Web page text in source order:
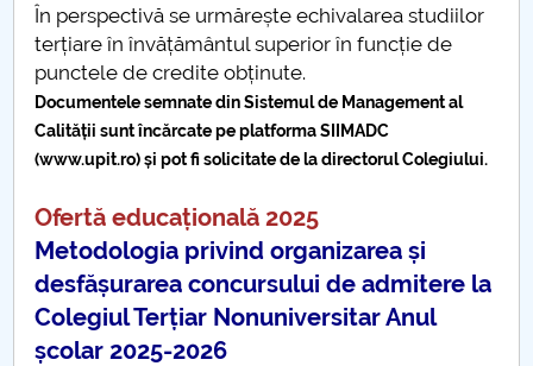
Comisia de evaluare și asigurarea calității
Regulamente/Metodologii/Proceduri
COLEGTER-UPIT
Evenimente CTN
Proiect PNRR
În perspectivă se urmărește echivalarea studiilor
terțiare în învățământul superior în funcție de
punctele de credite obținute.
Documentele semnate din Sistemul de Management al
Calității sunt încărcate pe platforma SIIMADC
(www.upit.ro) și pot fi solicitate de la directorul Colegiului.
Ofertă educațională 2025
Metodologia privind organizarea și
desfășurarea concursului de admitere la
Colegiul Terțiar Nonuniversitar Anul
școlar 2025-2026